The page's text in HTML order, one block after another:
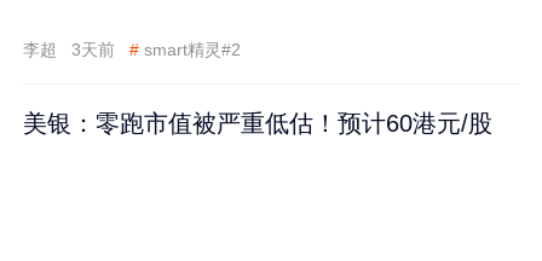
李超 3天前 # smart精灵#2
美银：零跑市值被严重低估！预计60港元/股